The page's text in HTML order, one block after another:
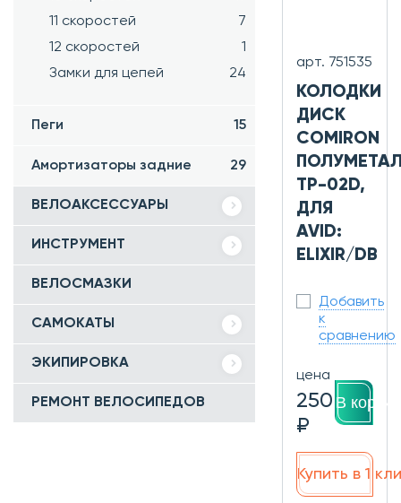
11 скоростей
7
12 скоростей
1
Замки для цепей
24
Пеги 15
Амортизаторы задние 29
ВЕЛОАКСЕССУАРЫ
ИНСТРУМЕНТ
ВЕЛОСМАЗКИ
САМОКАТЫ
ЭКИПИРОВКА
РЕМОНТ ВЕЛОСИПЕДОВ
арт. 751535
КОЛОДКИ
ДИСК
COMIRON
TP-02D,
ДЛЯ
AVID:
ELIXIR/DB
Добавить
к
сравнению
цена
250
₽
В
Купить в 1